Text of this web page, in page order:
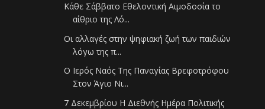
Κάθε Σάββατο Εθελοντική Αιμοδοσία το
αίθριο της Λό...
Οι αλλαγές στην ψηφιακή ζωή των παιδιών
λόγω της π...
Ο Ιερός Ναός Της Παναγίας Βρεφοτρόφου
Στον Άγιο Νι...
7 Δεκεμβρίου Η Διεθνής Ημέρα Πολιτικής